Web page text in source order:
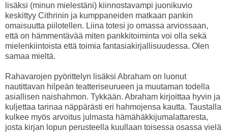
lisäksi (minun mielestäni) kiinnostavampi juonikuvio
keskittyy Cithrinin ja kumppaneiden matkaan pankin
omaisuutta piilotellen. Liina totesi jo omassa arviossaan,
että on hämmentävää miten pankkitoiminta voi olla sekä
mielenkiintoista että toimia fantasiakirjallisuudessa. Olen
samaa mieltä.
Rahavarojen pyörittelyn lisäksi Abraham on luonut
nautittavan hilpeän teatteriseurueen ja muutaman todella
asiallisen naishahmon. Tykkään. Abraham kirjoittaa hyvin ja
kuljettaa tarinaa näppärästi eri hahmojensa kautta. Taustalla
kulkee myös arvoitus julmasta hämähäkkijumalattaresta,
josta kirjan lopun perusteella kuullaan toisessa osassa vielä